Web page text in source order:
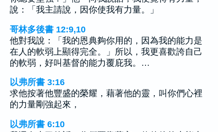
說：「我主請說，因你使我有力量。」
哥林多後書 12:9,10
他對我說：「我的恩典夠你用的，因為我的能力是
在人的軟弱上顯得完全。」所以，我更喜歡誇自己
的軟弱，好叫基督的能力覆庇我。…
以弗所書 3:16
求他按著他豐盛的榮耀，藉著他的靈，叫你們心裡
的力量剛強起來，
以弗所書 6:10